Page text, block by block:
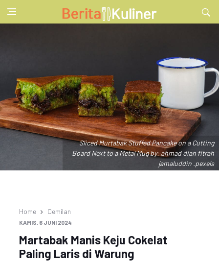
Sliced Murtabak Stuffed Pancake on a Cutting
Board Next to a Metal Mug by: ahmad dian fitrah
jamaluddin .pexels
Home Cemilan
KAMIS, 6 JUNI 2024
Martabak Manis Keju Cokelat
Paling Laris di Warung